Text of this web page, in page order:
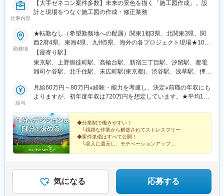
仕事内容
【大手ゼネコン案件多数】未来の景色を描く「施工図作成」。設
計と現場をつなぐ施工図の作成・修正業務
勤務地
★転勤なし（希望勤務地への配属）関東1都3県、北関東3県、関
西2府4県、東海4県、九州5県、海外の各プロジェクト現場★10名
以上の積極採用★U・Iターン歓迎！★海外で働くチャンスあり！
★入社時に引越しが必要な場合は転居費用を会社が全額負担！
（自己負担のかからない社員寮も利用可能）★マイカー通勤可※案
るほど、ニーズの高いポジション。業界内での雇用を創出しつ
つ、安定した働き方が実現できるように、労働条件の整備も行っ
玉、茨城、栃木、群馬■関西／大阪、兵庫、京都、奈良、滋賀、和
歌山■東海／愛知、岐阜、三重、静岡■九州／福岡、鹿児島、熊
本、大分、長崎■海外／シンガポール、ミャンマー、バングラデシ
ュ、メキシコ、ドバイ、台湾海外にも事業を展開し、技術者がグ
ローバルに活躍できる環境です！
【最寄り駅】
東京駅、上野御徒町駅、高輪台駅、新宿三丁目駅、汐留駅、都電
雑司ケ谷駅、北千住駅、末広町駅(東京都)、渋谷駅、浅草駅、押上
駅(東京都)、大門駅(東京都)、有楽町駅、新横浜駅、小田原駅、新
高島駅、大船駅、鎌倉駅、関内駅、藤沢本町駅、片瀬江ノ島駅、
中華街駅、上強羅駅、鴨宮駅、姥子駅、初石駅、新千葉駅、東京
ディズニーランド・ステーション駅、京成西船駅、京成成田駅、
海浜幕張駅、柏駅、松戸駅、おゆみ野駅、船橋駅、佐倉駅、京成
千葉駅、新鎌ケ谷駅、成田空港駅(鉄道)、大宮駅(埼玉県)、志茂
駅、熊谷駅、浦和美園駅、東川口駅、所沢駅、籠原駅、南浦和
浦和駅、八木崎駅、水戸駅、つくば駅、守谷駅、日立駅、土浦
駅、古河駅、工機前駅、ひたち野うしく駅、石岡駅、取手駅、東
給与
月給60万円～80万円※経験・能力を考慮し、決定※前職の年収にも
よりますが、初年度年収は720万円を想定しています。★平均120
UP事例＞入社前 入社後年収480万円⇒年収650万円年収
600万円⇒年収800万円年収780万円⇒年収1000万円 ※大手ゼネコ
ン出身「社員の安心と幸せを第一に考える会社にしたい」という
想いから、業界内でも高水準となる月給60万円以上を用意しまし
た。担当プロジェクトも収入や働き方など、重視するポイントに
さい。＜年収例＞754万円／38歳1256万円／50歳787万円／62歳
865万円／40歳
◆分業制で働きやすい！
└煩雑な作業から解放されてストレスフリー
◆案件単価はすべて公開！
└収入に還元し、モチベーションアップ
気になる 応募する